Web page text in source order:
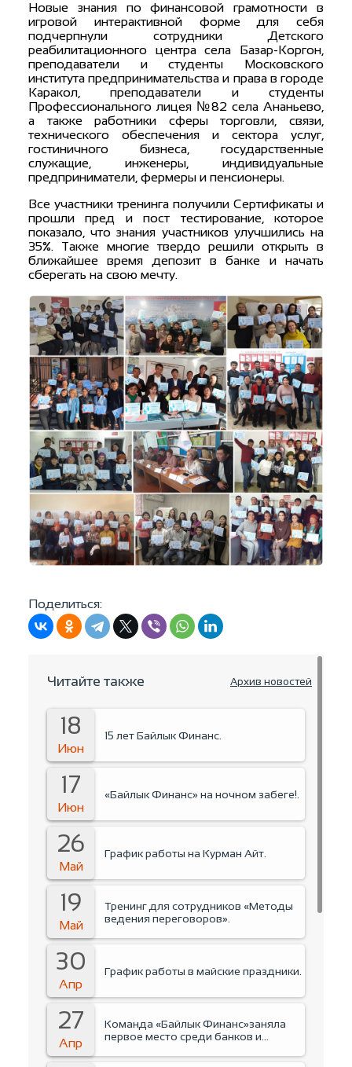
Новые знания по финансовой грамотности в
игровой интерактивной форме для себя
подчерпнули сотрудники Детского
реабилитационного центра села Базар-Коргон,
преподаватели и студенты Московского
института предпринимательства и права в городе
Каракол, преподаватели и студенты
Профессионального лицея №82 села Ананьево,
а также работники сферы торговли, связи,
технического обеспечения и сектора услуг,
гостиничного бизнеса, государственные
служащие, инженеры, индивидуальные
предприниматели, фермеры и пенсионеры.
Все участники тренинга получили Сертификаты и
прошли пред и пост тестирование, которое
показало, что знания участников улучшились на
35%. Также многие твердо решили открыть в
ближайшее время депозит в банке и начать
сберегать на свою мечту.
Поделиться:
Читайте также Архив новостей
18
Июн
15 лет Байлык Финанс.
17
Июн
«Байлык Финанс» на ночном забеге!.
26
Май
График работы на Курман Айт.
19
Май
Тренинг для сотрудников «Методы
ведения переговоров».
30
Апр
График работы в майские праздники.
27
Апр
Команда «Байлык Финанс»заняла
первое место среди банков и
Business run 2026.